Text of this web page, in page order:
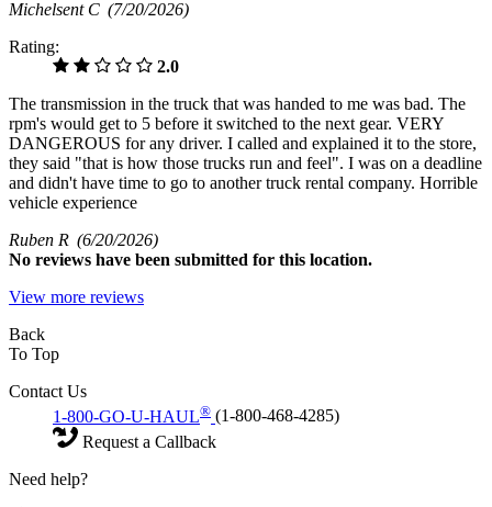
Michelsent C (7/20/2026)
Rating:
2.0
The transmission in the truck that was handed to me was bad. The
rpm's would get to 5 before it switched to the next gear. VERY
DANGEROUS for any driver. I called and explained it to the store,
they said "that is how those trucks run and feel". I was on a deadline
and didn't have time to go to another truck rental company. Horrible
vehicle experience
Ruben R (6/20/2026)
No reviews have been submitted for this location.
View more reviews
Back
To Top
Contact Us
1-800-GO-U-HAUL® (1-800-468-4285)
Request a Callback
Need help?